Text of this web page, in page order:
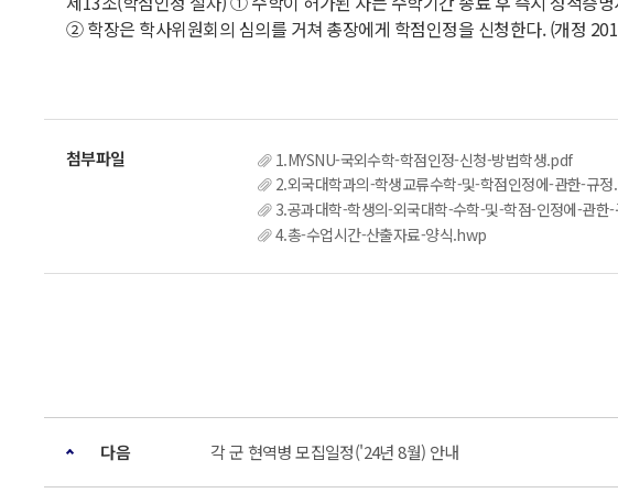
② 학장은 학사위원회의 심의를 거쳐 총장에게 학점인정을 신청한다. (개정
1.MYSNU-국외수학-학점인정-신청-방법학생.pdf
2.외국대학과의-학생교류수학-및-학점인정에-관한-규
3.공과대학-학생의-외국대학-수학-및-학점-인정에-관한
4.총-수업시간-산출자료-양식.hwp
다음 각 군 현역병 모집일정('24년 8월) 안내